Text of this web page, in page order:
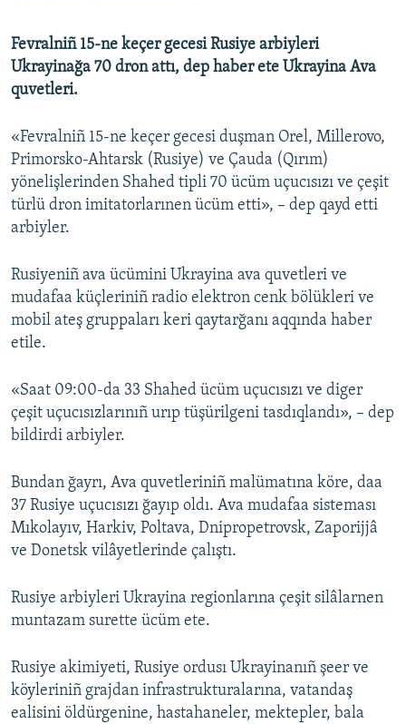
RFE/RS bütün saytları
Fevralniñ 15-ne keçer gecesi Rusiye arbiyleri
Ukrayinağa 70 dron attı, dep haber ete Ukrayina Ava
quvetleri.
«Fevralniñ 15-ne keçer gecesi duşman Orel, Millerovo,
Primorsko-Ahtarsk (Rusiye) ve Çauda (Qırım)
yönelişlerinden Shahed tipli 70 ücüm uçucısızı ve çeşit
türlü dron imitatorlarınen ücüm etti», – dep qayd etti
arbiyler.
Rusiyeniñ ava ücümini Ukrayina ava quvetleri ve
mudafaa küçleriniñ radio elektron cenk bölükleri ve
mobil ateş gruppaları keri qaytarğanı aqqında haber
etile.
«Saat 09:00-da 33 Shahed ücüm uçucısızı ve diger
çeşit uçucısızlarınıñ urıp tüşürilgeni tasdıqlandı», – dep
bildirdi arbiyler.
Bundan ğayrı, Ava quvetleriniñ malümatına köre, daa
37 Rusiye uçucısızı ğayıp oldı. Ava mudafaa sisteması
Mıkolayıv, Harkiv, Poltava, Dnipropetrovsk, Zaporijjâ
ve Donetsk vilâyetlerinde çalıştı.
Rusiye arbiyleri Ukrayina regionlarına çeşit silâlarnen
muntazam surette ücüm ete.
Rusiye akimiyeti, Rusiye ordusı Ukrayinanıñ şeer ve
köyleriniñ grajdan infrastrukturalarına, vatandaş
ealisini öldürgenine, hastahaneler, mektepler, bala